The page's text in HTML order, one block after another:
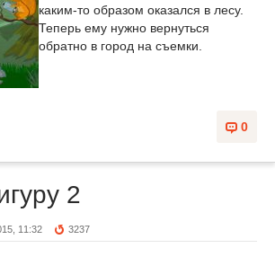
каким-то образом оказался в лесу.
Теперь ему нужно вернуться
обратно в город на съемки.
0
2
11:32 3237